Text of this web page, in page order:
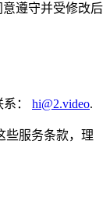
意遵守并受修改后
： hi@2.video.
些服务条款，理